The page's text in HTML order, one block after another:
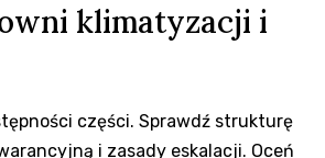
klimatyzacji i
części. Sprawdź strukturę
i zasady eskalacji. Oceń